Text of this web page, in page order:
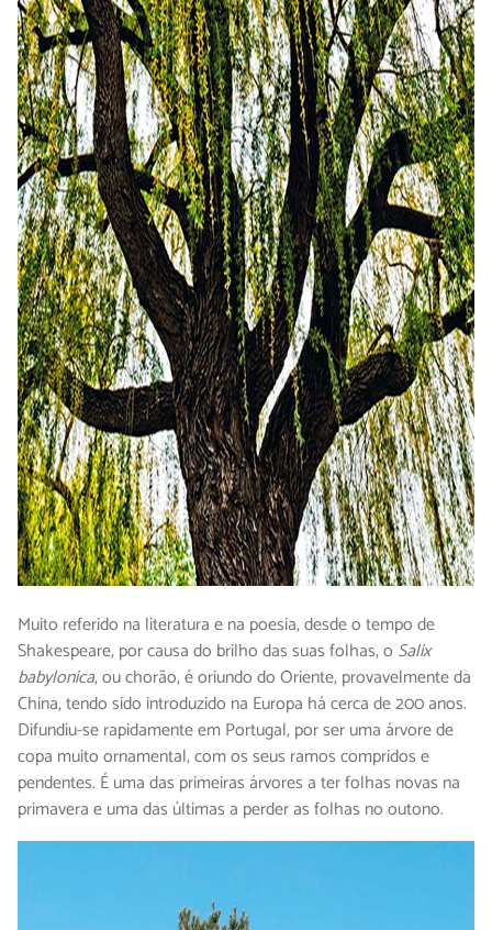
Muito referido na literatura e na poesia, desde o tempo de
Shakespeare, por causa do brilho das suas folhas, o Salix
babylonica, ou chorão, é oriundo do Oriente, provavelmente da
China, tendo sido introduzido na Europa há cerca de 200 anos.
Difundiu-se rapidamente em Portugal, por ser uma árvore de
copa muito ornamental, com os seus ramos compridos e
pendentes. É uma das primeiras árvores a ter folhas novas na
primavera e uma das últimas a perder as folhas no outono.